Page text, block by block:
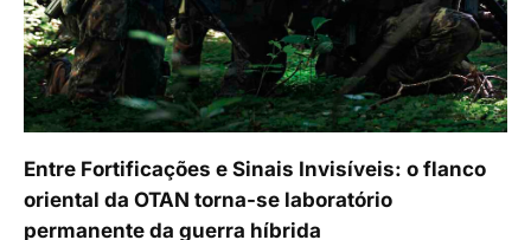
Entre Fortificações e Sinais Invisíveis: o flanco
oriental da OTAN torna-se laboratório
permanente da guerra híbrida